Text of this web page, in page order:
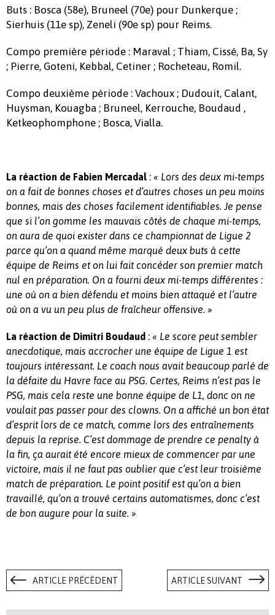
Buts : Bosca (58e), Bruneel (70e) pour Dunkerque ;
Sierhuis (11e sp), Zeneli (90e sp) pour Reims.
Compo première période : Maraval ; Thiam, Cissé, Ba, Sy
; Pierre, Goteni, Kebbal, Cetiner ; Rocheteau, Romil.
Compo deuxième période : Vachoux ; Dudouit, Calant,
Huysman, Kouagba ; Bruneel, Kerrouche, Boudaud ,
Ketkeophomphone ; Bosca, Vialla.
La réaction de Fabien Mercadal : « Lors des deux mi-temps
on a fait de bonnes choses et d’autres choses un peu moins
bonnes, mais des choses facilement identifiables. Je pense
que si l’on gomme les mauvais côtés de chaque mi-temps,
on aura de quoi exister dans ce championnat de Ligue 2
parce qu’on a quand même marqué deux buts à cette
équipe de Reims et on lui fait concéder son premier match
nul en préparation. On a fourni deux mi-temps différentes :
une où on a bien défendu et moins bien attaqué et l’autre
où on a vu un peu plus de fraîcheur offensive. »
La réaction de Dimitri Boudaud : « Le score peut sembler
anecdotique, mais accrocher une équipe de Ligue 1 est
toujours intéressant. Le coach nous avait beaucoup parlé de
la défaite du Havre face au PSG. Certes, Reims n’est pas le
PSG, mais cela reste une bonne équipe de L1, donc on ne
voulait pas passer pour des clowns. On a affiché un bon état
d’esprit lors de ce match, comme lors des entraînements
depuis la reprise. C’est dommage de prendre ce penalty à
la fin, ça aurait été encore mieux de commencer par une
victoire, mais il ne faut pas oublier que c’est leur troisième
match de préparation. Le point positif est qu’on a bien
travaillé, qu’on a trouvé certains automatismes, donc c’est
de bon augure pour la suite. »
ARTICLE PRÉCÉDENT ARTICLE SUIVANT